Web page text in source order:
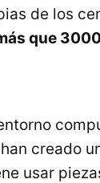
de los
que
creado
usar